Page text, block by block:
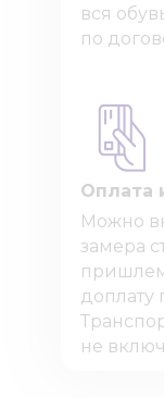
вся
по
Оплата
Можно
замера
доплату
не